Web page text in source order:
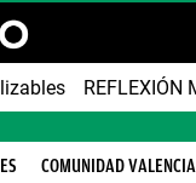
REFLEXIÓN
COMUNIDAD